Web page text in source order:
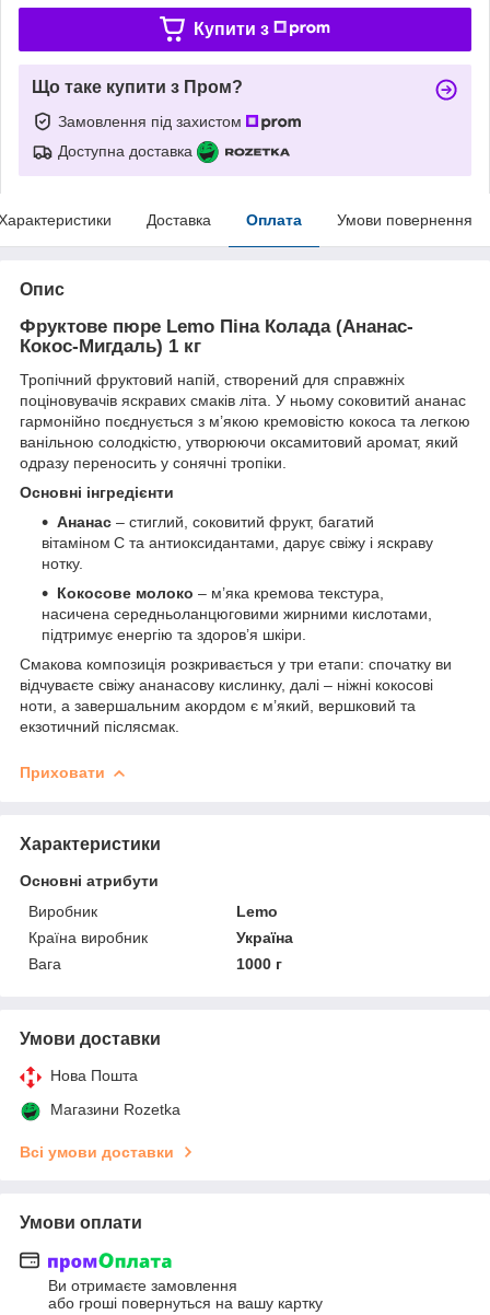
Купити з
Що таке купити з Пром?
Замовлення під захистом
Доступна доставка
Доставка Оплата Умови повернення
Опис
Фруктове пюре Lemo Піна Колада (Ананас-
Кокос-Мигдаль) 1 кг
Тропічний фруктовий напій, створений для справжніх
поціновувачів яскравих смаків літа. У ньому соковитий ананас
гармонійно поєднується з м’якою кремовістю кокоса та легкою
ванільною солодкістю, утворюючи оксамитовий аромат, який
одразу переносить у сонячні тропіки.
Основні інгредієнти
Ананас – стиглий, соковитий фрукт, багатий
вітаміном C та антиоксидантами, дарує свіжу і яскраву
нотку.
Кокосове молоко – м’яка кремова текстура,
насичена середньоланцюговими жирними кислотами,
підтримує енергію та здоров’я шкіри.
Смакова композиція розкривається у три етапи: спочатку ви
відчуваєте свіжу ананасову кислинку, далі – ніжні кокосові
ноти, а завершальним акордом є м’який, вершковий та
екзотичний післясмак.
Приховати
Характеристики
Основні атрибути
Виробник
Lemo
Країна виробник
Україна
Вага
1000 г
Умови доставки
Нова Пошта
Магазини Rozetka
Всі умови доставки
Умови оплати
Ви отримаєте замовлення
або гроші повернуться на вашу картку